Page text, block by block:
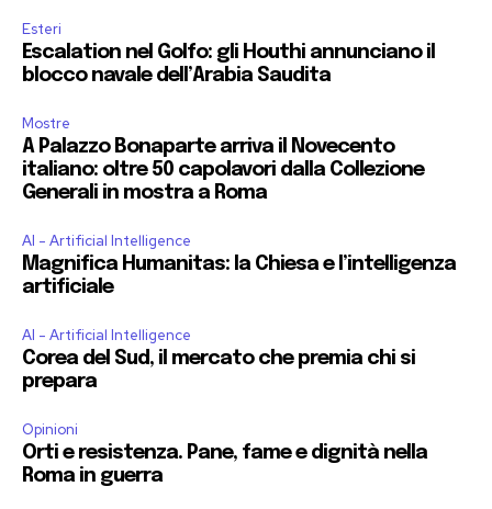
Esteri
Escalation nel Golfo: gli Houthi annunciano il
blocco navale dell’Arabia Saudita
Mostre
A Palazzo Bonaparte arriva il Novecento
italiano: oltre 50 capolavori dalla Collezione
Generali in mostra a Roma
AI - Artificial Intelligence
Magnifica Humanitas: la Chiesa e l’intelligenza
artificiale
AI - Artificial Intelligence
Corea del Sud, il mercato che premia chi si
prepara
Opinioni
Orti e resistenza. Pane, fame e dignità nella
Roma in guerra